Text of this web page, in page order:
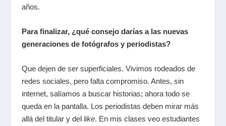
años.
Para finalizar, ¿qué consejo darías a las nuevas
generaciones de fotógrafos y periodistas?
Que dejen de ser superficiales. Vivimos rodeados de
redes sociales, pero falta compromiso. Antes, sin
internet, salíamos a buscar historias; ahora todo se
queda en la pantalla. Los periodistas deben mirar más
allá del titular y del like. En mis clases veo estudiantes